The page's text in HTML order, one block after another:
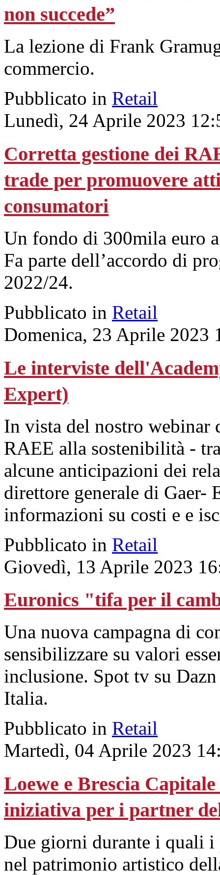
non succede”
La lezione di Frank
commercio.
Pubblicato in Retail
Lunedì, 24 Aprile 2023
Corretta gestione dei
trade per promuovere
consumatori
Un fondo di 300mila euro
Fa parte dell’accordo di
2022/24.
Pubblicato in Retail
Domenica, 23 Aprile 2023
Le interviste
Expert)
In vista del nostro
RAEE alla sostenibilità -
alcune anticipazioni dei
direttore generale di Gaer-
informazioni su costi e e
Pubblicato in Retail
Giovedì, 13 Aprile 2023
Euronics "tifa per il
Una nuova campagna di
sensibilizzare su valori
inclusione. Spot tv su
Italia.
Pubblicato in Retail
Martedì, 04 Aprile 2023
Loewe e Brescia
iniziativa per i partner
Due giorni durante i quali i
nel patrimonio artistico